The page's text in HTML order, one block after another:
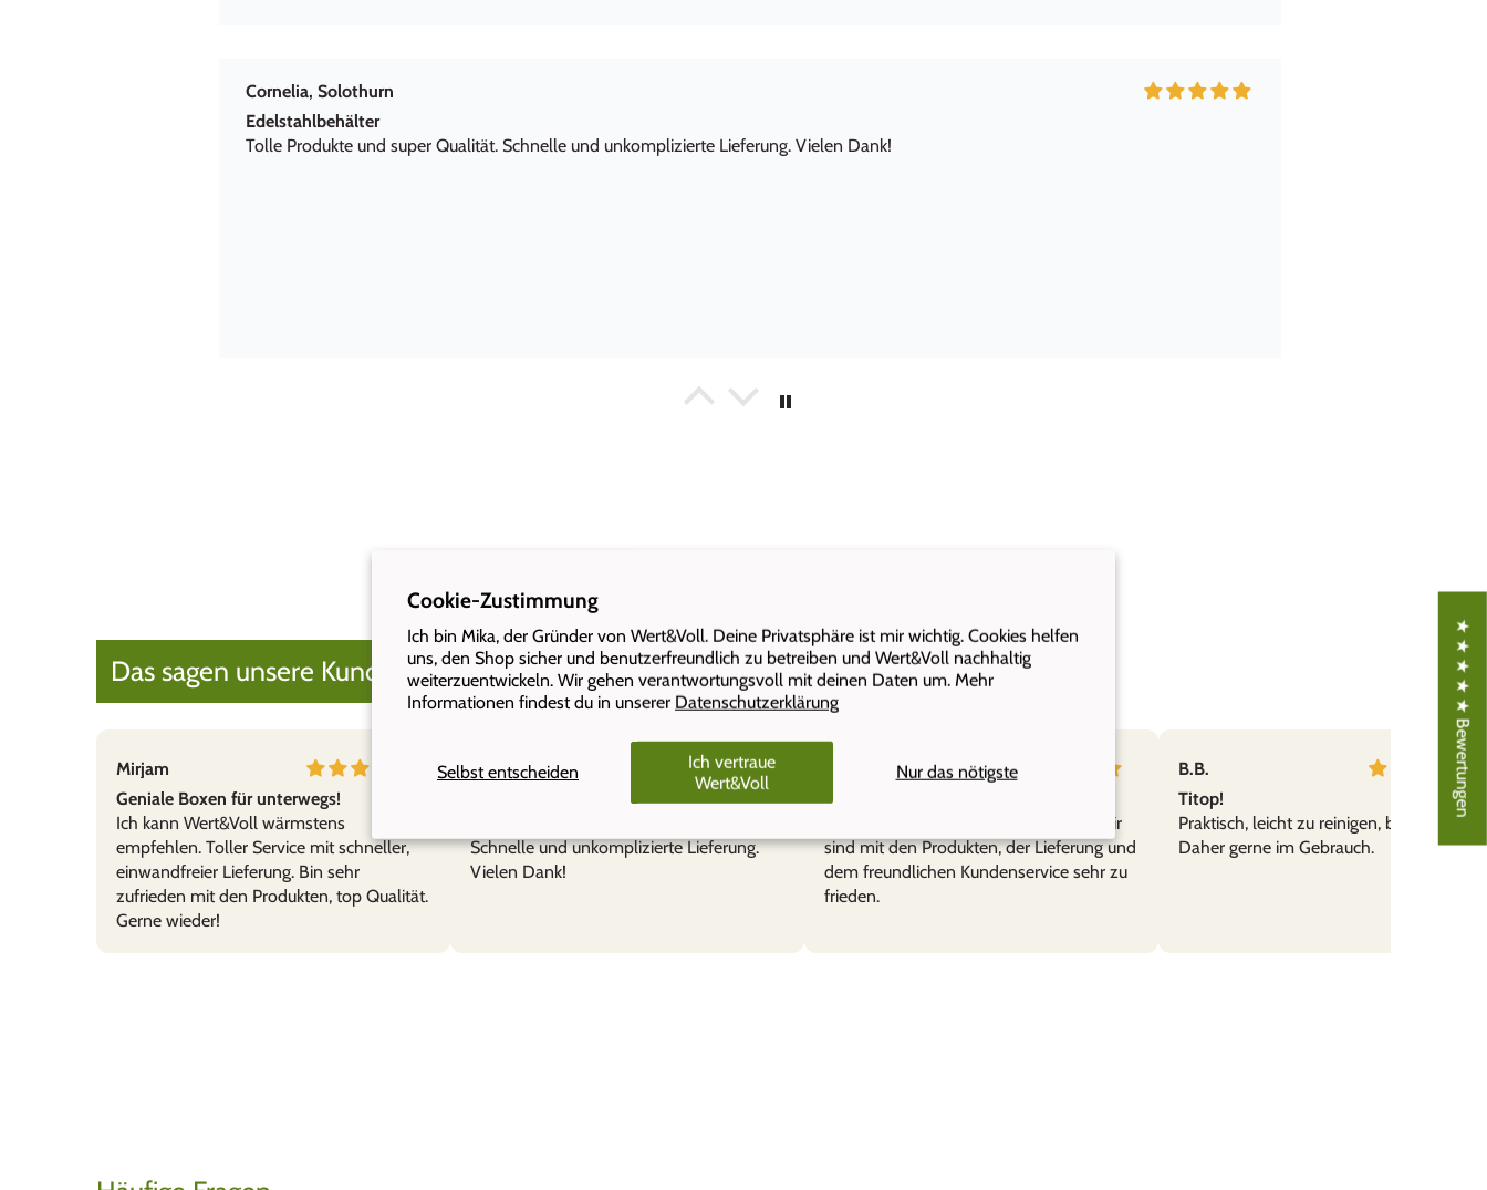
Cookie-Zustimmung
Ich bin Mika, der Gründer von Wert&Voll. Deine Privatsphäre ist mir wichtig. Cookies helfen
uns, den Shop sicher und benutzerfreundlich zu betreiben und Wert&Voll nachhaltig
weiterzuentwickeln. Wir gehen verantwortungsvoll mit deinen Daten um. Mehr
Informationen findest du in unserer Datenschutzerklärung
Selbst entscheiden
Ich vertraue
Wert&Voll
Nur das nötigste
Cornelia, Solothurn
Edelstahlbehälter
Tolle Produkte und super Qualität. Schnelle und unkomplizierte Lieferung. Vielen Dank!
Praktisch, leicht zu reinigen, bruchsicher. Daher gerne im Gebrauch.
Das sagen unsere Kunden: Insgesamt 1007 Kundenfeedbacks
Mirjam
Geniale Boxen für unterwegs!
Ich kann Wert&Voll wärmstens
empfehlen. Toller Service mit schneller,
einwandfreier Lieferung. Bin sehr
zufrieden mit den Produkten, top Qualität.
Gerne wieder!
Cornelia, Solothurn
Schnelle und unkomplizierte Lieferung.
Vielen Dank!
gaby thöni
Empfehlenswert
Ich kann Wert&Voll sehr empfehlen. Wir
sind mit den Produkten, der Lieferung und
dem freundlichen Kundenservice sehr zu
frieden.
B.B.
Titop!
Praktisch, leicht zu reinigen, bruchsicher.
Daher gerne im Gebrauch.
★ ★ ★ ★ ★ Bewertungen